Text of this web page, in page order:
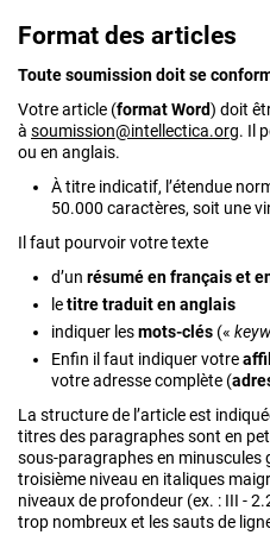
Format des articles
Toute soumission doit se
Votre article (format Word) doit
à soumission@intellectica.org. Il
ou en anglais.
À titre indicatif, l’étendue
50.000 caractères, soit une
Il faut pourvoir votre texte
d’un résumé en français et
letitre traduit en anglais
indiquer lesmots-clés («
Enfin il faut indiquer votre
votre adresse complète (
La structure de l’article est
titres des paragraphes sont en
sous-paragraphes en minuscules
troisième niveau en italiques
niveaux de profondeur (ex. : III -
trop nombreux et les sauts de